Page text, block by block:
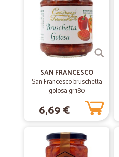
Dopo il primo ordine sono già
giorno seguente, imballaggio
per fare la spesa assolutamente
SAN FRANCESCO
San Francesco bruschetta
golosa gr.180
6,69 €